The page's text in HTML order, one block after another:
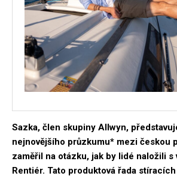
Sazka, člen skupiny Allwyn,
nejnovějšího průzkumu* mezi českou
zaměřil na otázku, jak by lidé naložili s
Rentiér. Tato produktová řada